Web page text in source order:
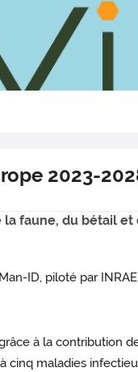
2023-
faune, du bétail
ID, piloté par
à la contribution
maladies